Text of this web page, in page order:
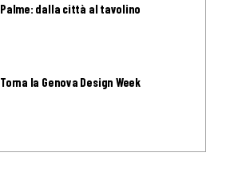
Palme: dalla città al tavolino
Torna la Genova Design Week